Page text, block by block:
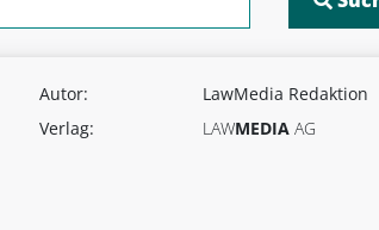
Autor:
LawMedia Redaktion
Verlag:
LAWMEDIA AG